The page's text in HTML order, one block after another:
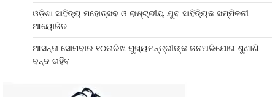
ଓଡ଼ିଶା ସାହିତ୍ୟ ମହୋତ୍ସବ ଓ ରାଷ୍ଟ୍ରୀୟ ଯୁବ ସାହିତ୍ୟିକ ସମ୍ମିଳନୀ
ଆୟୋଜିତ
ଆସନ୍ତା ସୋମବାର ୧୦ତାରିଖ ମୁଖ୍ୟମନ୍ତ୍ରୀଙ୍କ ଜନଅଭିଯୋଗ ଶୁଣାଣି
ବନ୍ଦ ରହିବ